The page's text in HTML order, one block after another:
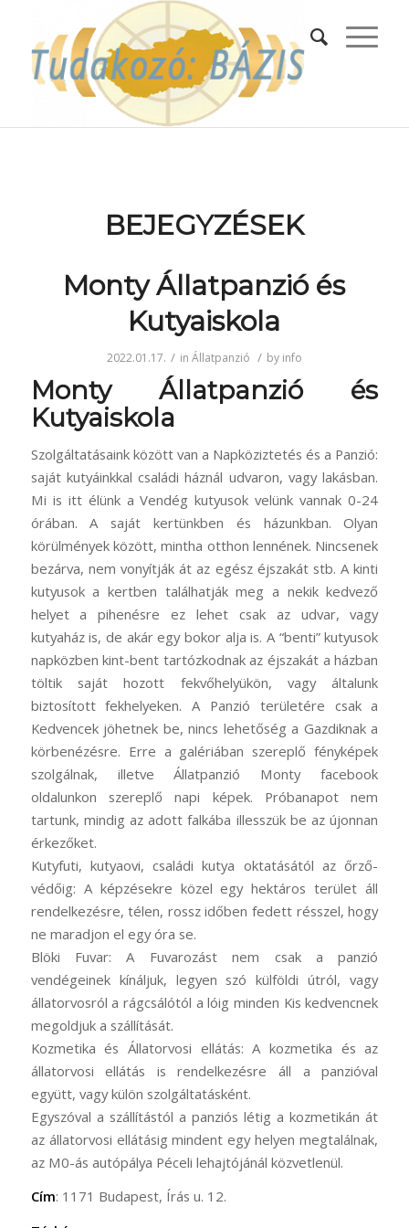
BEJEGYZÉSEK
Monty Állatpanzió és
Kutyaiskola
2022.01.17. / in Állatpanzió / by info
Monty Állatpanzió és
Kutyaiskola
Szolgáltatásaink között van a Napköziztetés és a Panzió:
saját kutyáinkkal családi háznál udvaron, vagy lakásban.
Mi is itt élünk a Vendég kutyusok velünk vannak 0-24
órában. A saját kertünkben és házunkban. Olyan
körülmények között, mintha otthon lennének. Nincsenek
bezárva, nem vonyítják át az egész éjszakát stb. A kinti
kutyusok a kertben találhatják meg a nekik kedvező
helyet a pihenésre ez lehet csak az udvar, vagy
kutyaház is, de akár egy bokor alja is. A “benti” kutyusok
napközben kint-bent tartózkodnak az éjszakát a házban
töltik saját hozott fekvőhelyükön, vagy általunk
biztosított fekhelyeken. A Panzió területére csak a
Kedvencek jöhetnek be, nincs lehetőség a Gazdiknak a
körbenézésre. Erre a galériában szereplő fényképek
szolgálnak, illetve Állatpanzió Monty facebook
oldalunkon szereplő napi képek. Próbanapot nem
tartunk, mindig az adott falkába illesszük be az újonnan
érkezőket.
Kutyfuti, kutyaovi, családi kutya oktatásától az őrző-
védőig: A képzésekre közel egy hektáros terület áll
rendelkezésre, télen, rossz időben fedett résszel, hogy
ne maradjon el egy óra se.
Blöki Fuvar: A Fuvarozást nem csak a panzió
vendégeinek kínáljuk, legyen szó külföldi útról, vagy
állatorvosról a rágcsálótól a lóig minden Kis kedvencnek
megoldjuk a szállítását.
Kozmetika és Állatorvosi ellátás: A kozmetika és az
állatorvosi ellátás is rendelkezésre áll a panzióval
együtt, vagy külön szolgáltatásként.
Egyszóval a szállítástól a panziós létig a kozmetikán át
az állatorvosi ellátásig mindent egy helyen megtalálnak,
az M0-ás autópálya Péceli lehajtójánál közvetlenül.
Cím: 1171 Budapest, Írás u. 12.